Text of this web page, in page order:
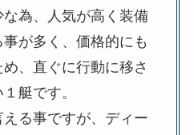
為、人気が高く装備
が多く、価格的にも
、直ぐに行動に移さ
艇です。
る事ですが、ディー